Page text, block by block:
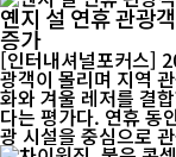
옌지 설 연휴 관광
증가
[인터내셔널포커스]
광객이 몰리며 지역
화와 겨울 레저를 결
다는 평가다. 연휴 동안 옌지시는 조선족 민속 체험과 공연, 겨울 관
광 시설을 중심으로